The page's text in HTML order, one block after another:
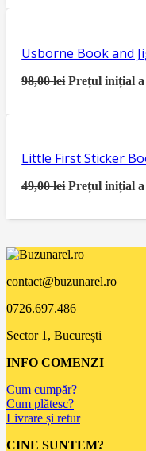
Usborne Book and
98,00lei Prețul inițial a
Little First Sticker
49,00lei Prețul inițial a
contact@buzunarel.ro
0726.697.486
Sector 1, București
INFO COMENZI
Cum cumpăr?
Cum plătesc?
Livrare și retur
CINE SUNTEM?